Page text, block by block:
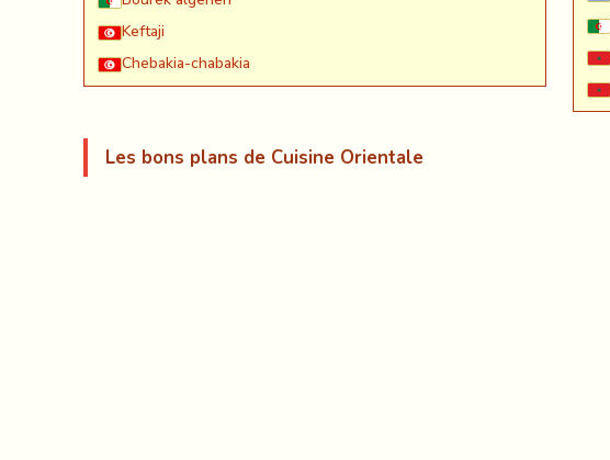
Keftaji
Chebakia-chabakia
Les bons plans de Cuisine Orientale